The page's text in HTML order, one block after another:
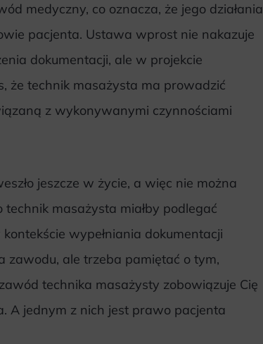
medyczny, co oznacza, że jego działania
pacjenta. Ustawa wprost nie nakazuje
dokumentacji, ale w projekcie
że technik masażysta ma prowadzić
z wykonywanymi czynnościami
jeszcze w życie, a więc nie można
masażysta miałby podlegać
wypełniania dokumentacji
ale trzeba pamiętać o tym,
technika masażysty zobowiązuje Cię
A jednym z nich jest prawo pacjenta